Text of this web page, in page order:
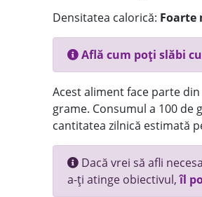
Densitatea calorică: Foarte
Află cum poți slăbi
Acest aliment face parte
grame. Consumul a 100
cantitatea zilnică estimată
Dacă vrei să afli
a-ți atinge obiectivul,îl